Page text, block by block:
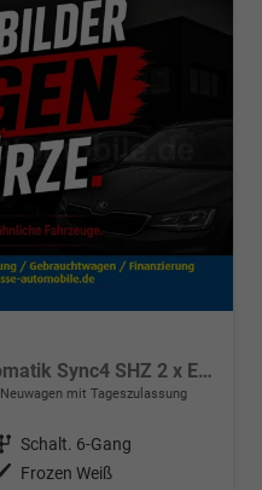
Trend 320 L1H1 Klimaautomatik Sync4 SHZ 2 x Einparkhilfe Kamera 5JG
Neuwagen mit Tageszulassung
Getriebe Schalt. 6-Gang
Außenfarbe
Frozen Weiß